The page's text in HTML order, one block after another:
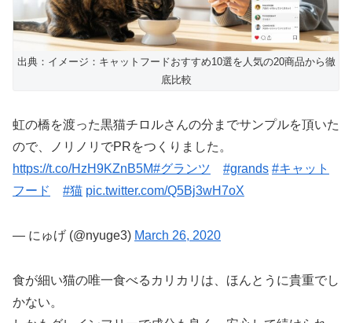
出典：イメージ：キャットフードおすすめ10選を人気の20商品から徹
底比較
虹の橋を渡った黒猫チロルさんの分までサンプルを頂いた
ので、ノリノリでPRをつくりました。
https://t.co/HzH9KZnB5M#グランツ #grands #キャット
フード
#猫 pic.twitter.com/Q5Bj3wH7oX
— にゅげ (@nyuge3) March 26, 2020
食が細い猫の唯一食べるカリカリは、ほんとうに貴重でし
かない。